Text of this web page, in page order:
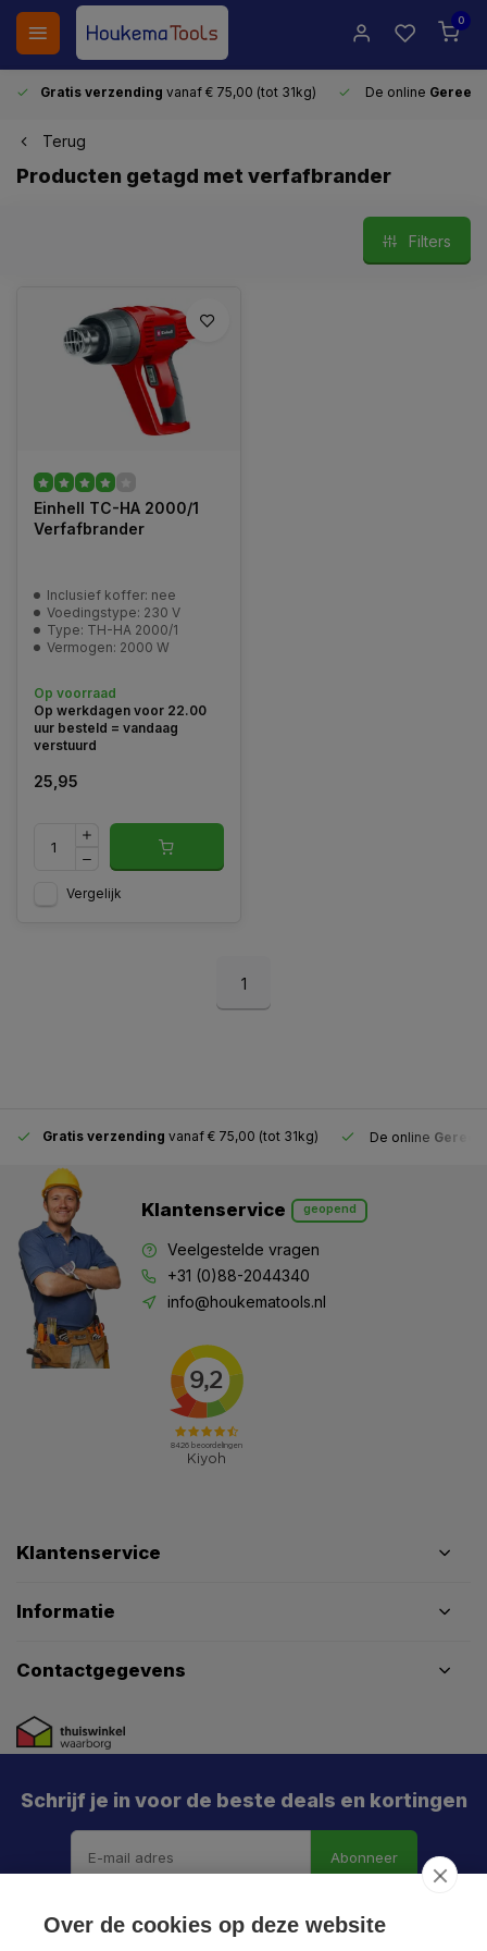
0
Gratis verzending vanaf € 75,00 (tot 31kg) De online
Terug
Producten getagd met verfafbrander
Filters
Einhell TC-HA 2000/1
Verfafbrander
Inclusief koffer: nee
Voedingstype: 230 V
Type: TH-HA 2000/1
Vermogen: 2000 W
Op voorraad
Op werkdagen voor 22.00
uur besteld = vandaag
verstuurd
25,95
Vergelijk
1
Gratis verzending vanaf € 75,00 (tot 31kg) De online
Klantenservice geopend
Veelgestelde vragen
+31 (0)88-2044340
info@houkematools.nl
Klantenservice
Informatie
Contactgegevens
Schrijf je in voor de beste deals en kortingen
Abonneer
Over de cookies op deze website